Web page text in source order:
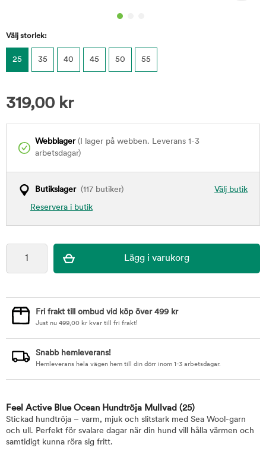
Välj storlek:
25 35 40 45 50 55
319,00 kr
Webblager(I lager på webben. Leverans 1-3
arbetsdagar)
Välj butik
Butikslager(117 butiker)
Reservera i butik
Fri frakt till ombud vid köp över 499 kr
Just nu 499,00 kr kvar till fri frakt!
Snabb hemleverans!
Hemleverans hela vägen hem till din dörr inom 1-3 arbetsdagar.
Feel Active Blue Ocean Hundtröja Mullvad (25)
Stickad hundtröja – varm, mjuk och slitstark med Sea Wool-garn
och ull. Perfekt för svalare dagar när din hund vill hålla värmen och
samtidigt kunna röra sig fritt.